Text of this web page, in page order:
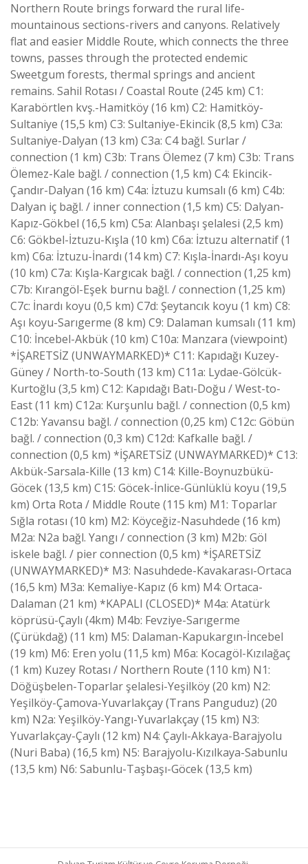
Northern Route brings forward the rural life-
mountainous sections-rivers and canyons. Relatively
flat and easier Middle Route, which connects the three
towns, passes through the protected endemic
Sweetgum forests, thermal springs and ancient
remains. Sahil Rotası / Coastal Route (245 km) C1:
Karabörtlen kvş.-Hamitköy (16 km) C2: Hamitköy-
Sultaniye (15,5 km) C3: Sultaniye-Ekincik (8,5 km) C3a:
Sultaniye-Dalyan (13 km) C3a: C4 bağl. Surlar /
connection (1 km) C3b: Trans Ölemez (7 km) C3b: Trans
Ölemez-Kale bağl. / connection (1,5 km) C4: Ekincik-
Çandır-Dalyan (16 km) C4a: İztuzu kumsalı (6 km) C4b:
Dalyan iç bağl. / inner connection (1,5 km) C5: Dalyan-
Kapız-Gökbel (16,5 km) C5a: Alanbaşı şelalesi (2,5 km)
C6: Gökbel-İztuzu-Kışla (10 km) C6a: İztuzu alternatif (1
km) C6a: İztuzu-İnardı (14 km) C7: Kışla-İnardı-Aşı koyu
(10 km) C7a: Kışla-Kargıcak bağl. / connection (1,25 km)
C7b: Kırangöl-Eşek burnu bağl. / connection (1,25 km)
C7c: İnardı koyu (0,5 km) C7d: Şeytancık koyu (1 km) C8:
Aşı koyu-Sarıgerme (8 km) C9: Dalaman kumsalı (11 km)
C10: İncebel-Akbük (10 km) C10a: Manzara (viewpoint)
*İŞARETSİZ (UNWAYMARKED)* C11: Kapıdağı Kuzey-
Güney / North-to-South (13 km) C11a: Lydae-Gölcük-
Kurtoğlu (3,5 km) C12: Kapıdağı Batı-Doğu / West-to-
East (11 km) C12a: Kurşunlu bağl. / connection (0,5 km)
C12b: Yavansu bağl. / connection (0,25 km) C12c: Göbün
bağl. / connection (0,3 km) C12d: Kafkalle bağl. /
connection (0,5 km) *İŞARETSİZ (UNWAYMARKED)* C13:
Akbük-Sarsala-Kille (13 km) C14: Kille-Boynuzbükü-
Göcek (13,5 km) C15: Göcek-İnlice-Günlüklü koyu (19,5
km) Orta Rota / Middle Route (115 km) M1: Toparlar
Sığla rotası (10 km) M2: Köyceğiz-Nasuhdede (16 km)
M2a: N2a bağl. Yangı / connection (3 km) M2b: Göl
iskele bağl. / pier connection (0,5 km) *İŞARETSİZ
(UNWAYMARKED)* M3: Nasuhdede-Kavakarası-Ortaca
(16,5 km) M3a: Kemaliye-Kapız (6 km) M4: Ortaca-
Dalaman (21 km) *KAPALI (CLOSED)* M4a: Atatürk
köprüsü-Çaylı (4km) M4b: Fevziye-Sarıgerme
(Çürükdağ) (11 km) M5: Dalaman-Kapukargın-İncebel
(19 km) M6: Eren yolu (11,5 km) M6a: Kocagöl-Kızılağaç
(1 km) Kuzey Rotası / Northern Route (110 km) N1:
Döğüşbelen-Toparlar şelalesi-Yeşilköy (20 km) N2:
Yeşilköy-Çamova-Yuvarlakçay (Trans Panguduz) (20
km) N2a: Yeşilköy-Yangı-Yuvarlakçay (15 km) N3:
Yuvarlakçay-Çaylı (12 km) N4: Çaylı-Akkaya-Barajyolu
(Nuri Baba) (16,5 km) N5: Barajyolu-Kızılkaya-Sabunlu
(13,5 km) N6: Sabunlu-Taşbaşı-Göcek (13,5 km)